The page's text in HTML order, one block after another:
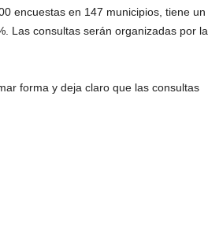
encuestas en 147 municipios, tiene un
Las consultas serán organizadas por la
forma y deja claro que las consultas